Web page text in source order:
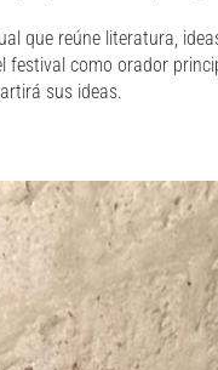
que reúne literatura,
como orador
sus ideas.